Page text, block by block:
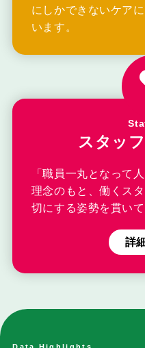
にしかできないケア
います。
スタッ
「職員一丸となって
理念のもと、働くス
切にする姿勢を貫いて
詳